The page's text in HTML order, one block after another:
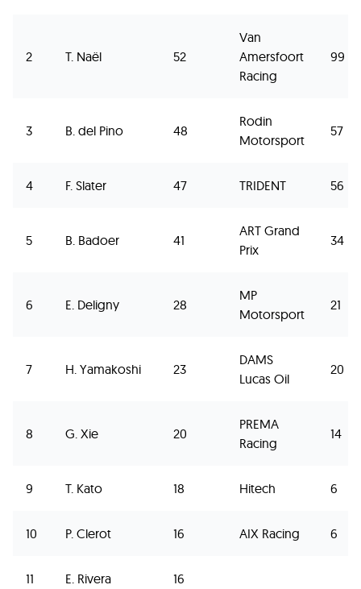
2 T. Naël 52
Van
Amersfoort
Racing
99
3 B. del Pino 48
Rodin
Motorsport
57
4 F. Slater 47 TRIDENT 56
5 B. Badoer 41
ART Grand
Prix
34
6 E. Deligny 28
MP
Motorsport
21
7 H. Yamakoshi 23
DAMS
Lucas Oil
20
8 G. Xie 20
PREMA
Racing
14
9 T. Kato 18 Hitech 6
10 P. Clerot 16 AIX Racing 6
11 E. Rivera 16